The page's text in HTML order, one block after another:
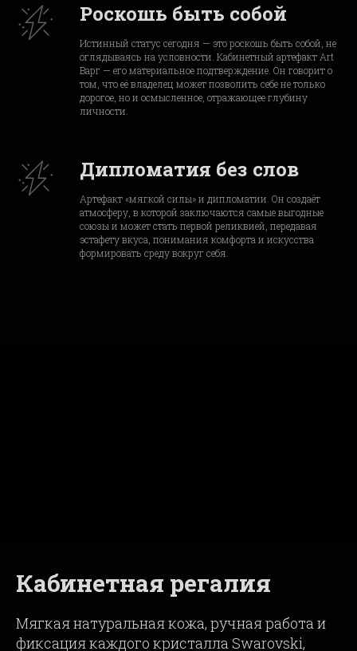
Роскошь быть собой
Истинный статус сегодня — это роскошь быть собой, не
оглядываясь на условности. Кабинетный артефакт Art
Варг — его материальное подтверждение. Он говорит о
том, что её владелец может позволить себе не только
дорогое, но и осмысленное, отражающее глубину
личности.
Дипломатия без слов
Артефакт «мягкой силы» и дипломатии. Он создаёт
атмосферу, в которой заключаются самые выгодные
союзы и может стать первой реликвией, передавая
эстафету вкуса, понимания комфорта и искусства
формировать среду вокруг себя.
Кабинетная регалия
Мягкая натуральная кожа, ручная работа и
фиксация каждого кристалла Swarovski,